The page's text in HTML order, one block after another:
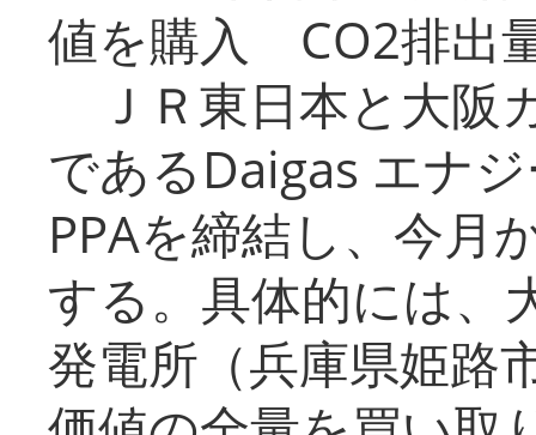
値を購入 CO2排出
ＪＲ東日本と大阪
であるDaigas エナ
PPAを締結し、今月
する。具体的には、
発電所（兵庫県姫路